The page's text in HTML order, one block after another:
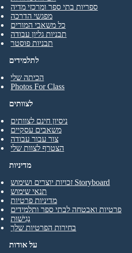
לתלמידים
הכיתה שלי
Photos For Class
ספריות בתי ספר ומרכזי מדיה
מפגשי הדרכה
כל משאבי המורים
תבניות גליון עבודה
תבניות פוסטר
לצוותים
ניסיון חינם לצוותים
משאבים עסקיים
צור עבור עבודה
הצטרף לצוות שלי
על אודות
מדיניות
זכויות יוצרים ושימוש Storyboard
תנאי שימוש
מדיניות פרטיות
פרטיות ואבטחה לבתי ספר ותלמידים
נְגִישׁוּת
בחירות הפרטיות שלך